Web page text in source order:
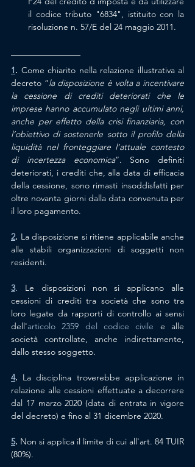
il codice tributo "6834", istituito con la
risoluzione n. 57/E del 24 maggio 2011.
1. Come chiarito nella relazione illustrativa al
decreto “la disposizione è volta a incentivare
la cessione di crediti deteriorati che le
imprese hanno accumulato negli ultimi anni,
anche per effetto della crisi finanziaria, con
l’obiettivo di sostenerle sotto il profilo della
liquidità nel fronteggiare l’attuale contesto
di incertezza economica”. Sono definiti
deteriorati, i crediti che, alla data di efficacia
della cessione, sono rimasti insoddisfatti per
oltre novanta giorni dalla data convenuta per
il loro pagamento.
2. La disposizione si ritiene applicabile anche
alle stabili organizzazioni di soggetti non
residenti.
3. Le disposizioni non si applicano alle
cessioni di crediti tra società che sono tra
loro legate da rapporti di controllo ai sensi
dell'articolo 2359 del codice civile e alle
società controllate, anche indirettamente,
dallo stesso soggetto.
4. La disciplina troverebbe applicazione in
relazione alle cessioni effettuate a decorrere
dal 17 marzo 2020 (data di entrata in vigore
del decreto) e fino al 31 dicembre 2020.
5. Non si applica il limite di cui all'art. 84 TUIR
(80%).